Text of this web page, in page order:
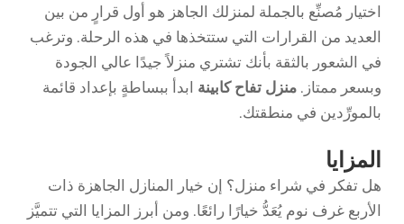
اختيار مُصنِّع بالجملة لمنزلك الجاهز هو أول قرارٍ من بين
العديد من القرارات التي ستتخذها في هذه الرحلة. وترغب
في الشعور بالثقة بأنك تشتري منزلاً جيدًا عالي الجودة
وبسعر ممتاز. منزل تفاح كابينة ابدأ ببساطةٍ بإعداد قائمة
بالمورِّدين في منطقتك.
المزايا
هل تفكر في شراء منزل؟ إن خيار المنازل الجاهزة ذات
الأربع غرف نوم يُعَدُّ خيارًا رائعًا. ومن أبرز المزايا التي تتميَّز